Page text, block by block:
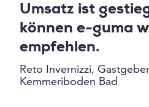
Umsatz ist
können e-guma
empfehlen.
Reto Invernizzi,
Kemmeriboden Bad